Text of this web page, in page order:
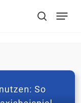
suchen
Menu
So